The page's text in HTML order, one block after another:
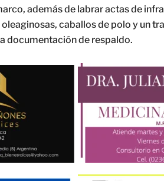
además de labrar actas de
caballos de polo y un
documentación de respaldo.